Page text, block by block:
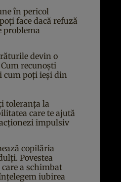
în pericol
face dacă refuză
problema
devin o
recunoști
cum poți ieși din
toleranța la
care te ajută
impulsiv
copilăria
Povestea
a schimbat
iubirea